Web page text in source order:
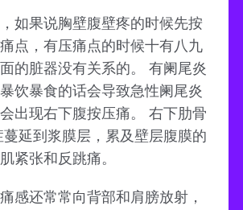
如果说胸壁腹壁疼的时候先按
点，有压痛点的时候十有八九
的脏器没有关系的。 有阑尾炎
饮暴食的话会导致急性阑尾炎
出现右下腹按压痛。 右下肋骨
延到浆膜层，累及壁层腹膜的
紧张和反跳痛。
感还常常向背部和肩膀放射，